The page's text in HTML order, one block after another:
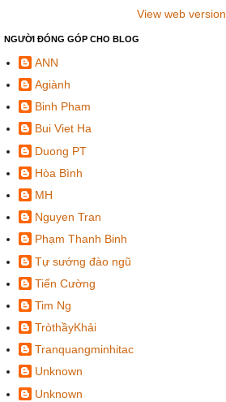
View web version
NGƯỜI ĐÓNG GÓP CHO BLOG
ANN
Agiành
Binh Pham
Bui Viet Ha
Duong PT
Hòa Bình
MH
Nguyen Tran
Phạm Thanh Binh
Tự sướng đào ngũ
Tiến Cường
Tim Ng
TròthầyKhải
Tranquangminhitac
Unknown
Unknown